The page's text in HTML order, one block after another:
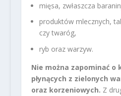
mięsa, zwłaszcza
produktów mlecznych,
czy twaróg,
ryb oraz warzyw.
Nie można zapominać o
płynących z zielonych
oraz korzeniowych. Z